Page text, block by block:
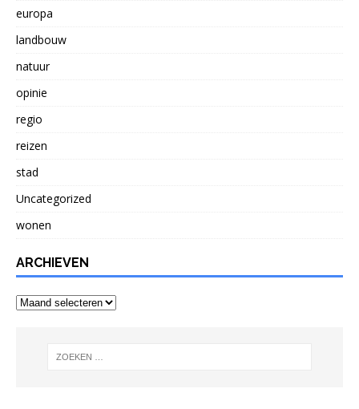
europa
landbouw
natuur
opinie
regio
reizen
stad
Uncategorized
wonen
ARCHIEVEN
Archieven